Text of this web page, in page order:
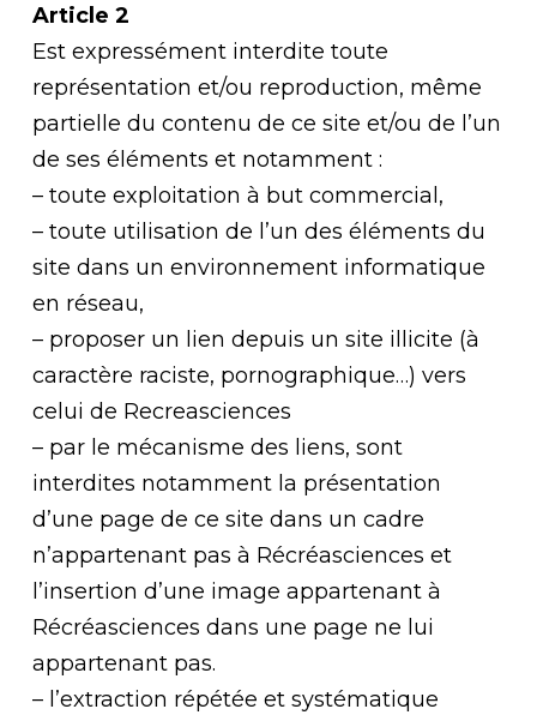
Article 2
Est expressément interdite toute
représentation et/ou reproduction, même
partielle du contenu de ce site et/ou de l’un
de ses éléments et notamment :
– toute exploitation à but commercial,
– toute utilisation de l’un des éléments du
site dans un environnement informatique
en réseau,
– proposer un lien depuis un site illicite (à
caractère raciste, pornographique…) vers
celui de Recreasciences
– par le mécanisme des liens, sont
interdites notamment la présentation
d’une page de ce site dans un cadre
n’appartenant pas à Récréasciences et
l’insertion d’une image appartenant à
Récréasciences dans une page ne lui
appartenant pas.
– l’extraction répétée et systématique